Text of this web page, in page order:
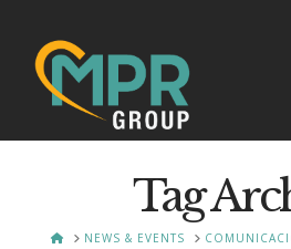
Tag
HOMENEWS & EVENTS